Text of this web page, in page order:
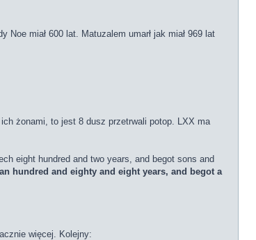
Noe miał 600 lat. Matuzalem umarł jak miał 969 lat
żonami, to jest 8 dusz przetrwali potop. LXX ma
eight hundred and two years, and begot sons and
hundred and eighty and eight years, and begot a
więcej. Kolejny: